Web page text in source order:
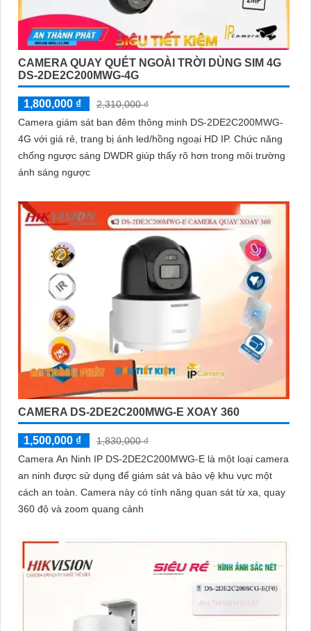
CAMERA QUAY QUÉT NGOÀI TRỜI DÙNG SIM 4G
DS-2DE2C200MWG-4G
1,800,000 ₫
2,310,000 ₫
Camera giám sát ban đêm thông minh DS-2DE2C200MWG-
4G với giá rẻ, trang bị ánh led/hồng ngoại HD IP. Chức năng
chống ngược sáng DWDR giúp thấy rõ hơn trong môi trường
ánh sáng ngược
CAMERA DS-2DE2C200MWG-E XOAY 360
1,500,000 ₫
1,830,000 ₫
Camera An Ninh IP DS-2DE2C200MWG-E là một loại camera
an ninh được sử dụng để giám sát và bảo vệ khu vực một
cách an toàn. Camera này có tính năng quan sát từ xa, quay
360 độ và zoom quang cảnh